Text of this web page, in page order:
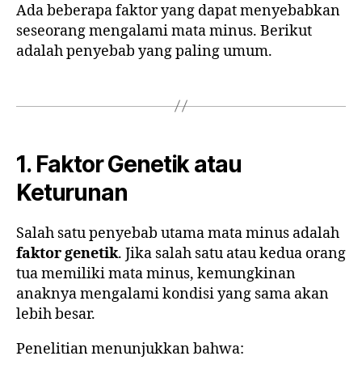
Ada beberapa faktor yang dapat menyebabkan
seseorang mengalami mata minus. Berikut
adalah penyebab yang paling umum.
1. Faktor Genetik atau
Keturunan
Salah satu penyebab utama mata minus adalah
faktor genetik. Jika salah satu atau kedua orang
tua memiliki mata minus, kemungkinan
anaknya mengalami kondisi yang sama akan
lebih besar.
Penelitian menunjukkan bahwa: